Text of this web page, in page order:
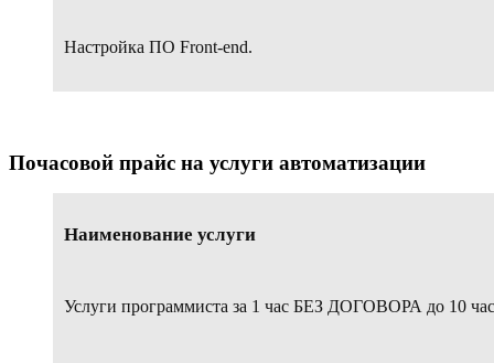
Настройка ПО Front-end.
Почасовой прайс на услуги автоматизации
Наименование услуги
Услуги программиста за 1 час БЕЗ ДОГОВОРА до 10